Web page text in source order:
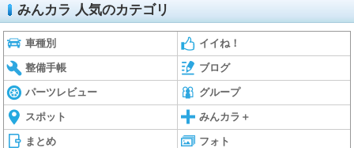
みんカラ 人気のカテゴリ
車種別 イイね！
整備手帳 ブログ
パーツレビュー グループ
スポット みんカラ＋
まとめ フォト